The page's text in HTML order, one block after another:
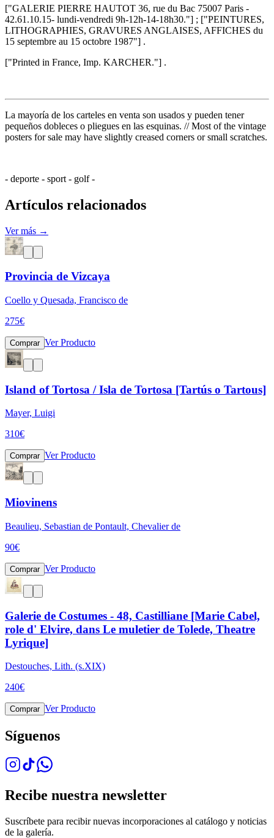
["GALERIE PIERRE HAUTOT 36, rue du Bac 75007 Paris -
42.61.10.15- lundi-vendredi 9h-12h-14-18h30."] ; ["PEINTURES,
LITHOGRAPHIES, GRAVURES ANGLAISES, AFFICHES du
15 septembre au 15 octobre 1987"] .
["Printed in France, Imp. KARCHER."] .
La mayoría de los carteles en venta son usados y pueden tener
pequeños dobleces o pliegues en las esquinas. // Most of the vintage
posters for sale may have slightly creased corners or small scratches.
- deporte - sport - golf -
Artículos relacionados
Ver más →
Provincia de Vizcaya
Coello y Quesada, Francisco de
275€
Comprar Ver Producto
Island of Tortosa / Isla de Tortosa [Tartús o Tartous]
Mayer, Luigi
310€
Comprar Ver Producto
Miovinens
Beaulieu, Sebastian de Pontault, Chevalier de
90€
Comprar Ver Producto
Galerie de Costumes - 48, Castilliane [Marie Cabel,
role d' Elvire, dans Le muletier de Tolede, Theatre
Lyrique]
Destouches, Lith. (s.XIX)
240€
Comprar Ver Producto
Síguenos
Recibe nuestra newsletter
Suscríbete para recibir nuevas incorporaciones al catálogo y noticias
de la galería.